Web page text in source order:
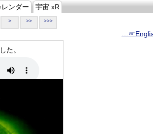
ンダー 宇宙 xR
> >> >>>
た。